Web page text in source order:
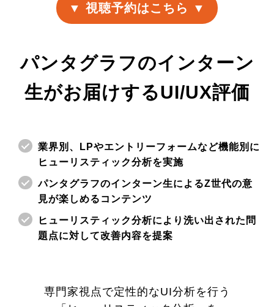
▼ 視聴予約はこちら ▼
パンタグラフのインターン
生がお届けするUI/UX評価
業界別、LPやエントリーフォームなど機能別に
ヒューリスティック分析を実施
パンタグラフのインターン生によるZ世代の意
見が楽しめるコンテンツ
ヒューリスティック分析により洗い出された問
題点に対して改善内容を提案
専門家視点で定性的なUI分析を行う